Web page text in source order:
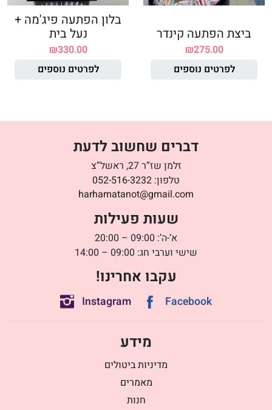
ביצת הפתעה קינדר
₪275.00
לפרטים נוספים
בלון הפתעה פיג'מה +
נעל בית
₪330.00
לפרטים נוספים
דברים שחשוב לדעת
זלמן שז”ר 27, ראשל”צ
טלפון: 052-516-3232
harhamatanot@gmail.com
שעות פעילות
א’-ה’: 09:00 – 20:00
שישי וערבי חג: 09:00 – 14:00
עקבו אחרינו!
Facebook
Instagram
מידע
מדיניות ביטולים
מאמרים
חנות